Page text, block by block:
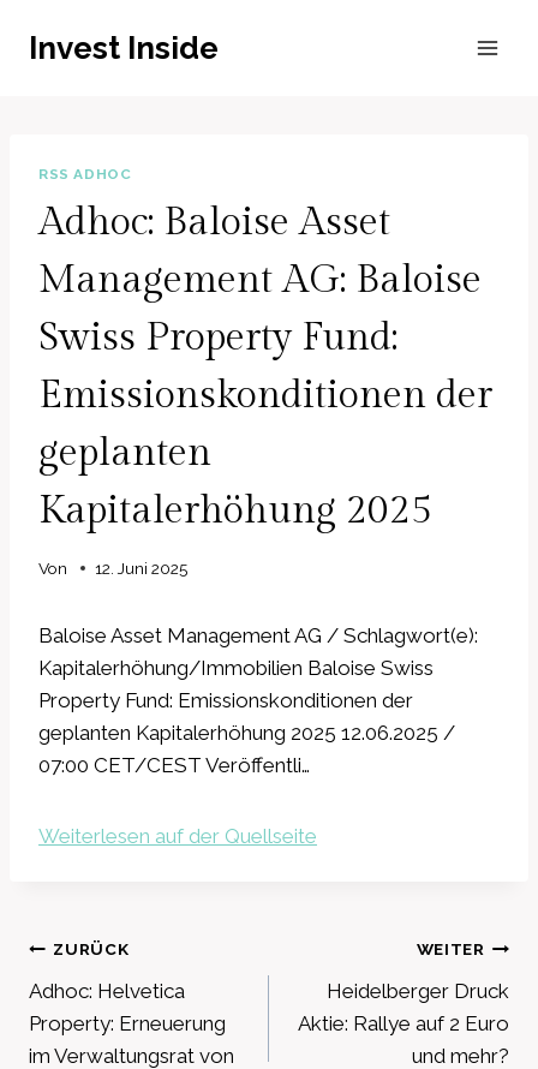
InhaltInvest Inside
RSS ADHOC
Adhoc: Baloise Asset
Management AG: Baloise
Swiss Property Fund:
Emissionskonditionen der
geplanten
Kapitalerhöhung 2025
Von 12. Juni 2025
Baloise Asset Management AG / Schlagwort(e):
Kapitalerhöhung/Immobilien Baloise Swiss
Property Fund: Emissionskonditionen der
geplanten Kapitalerhöhung 2025 12.06.2025 /
07:00 CET/CEST Veröffentli…
Weiterlesen auf der Quellseite
Beitragsnavigation
ZURÜCK
Adhoc: Helvetica
Property: Erneuerung
im Verwaltungsrat von
WEITER
Heidelberger Druck
Aktie: Rallye auf 2 Euro
und mehr?